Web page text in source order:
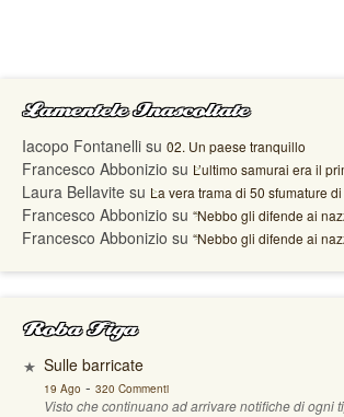
Lamentele Inascoltate
Iacopo Fontanelli su 02. Un paese tranquillo
Francesco Abbonizio su L’ultimo samurai era il
Laura Bellavite su La vera trama di 50 sfumature
Francesco Abbonizio su “Nebbo gli difende ai
Francesco Abbonizio su “Nebbo gli difende ai
Roba Figa
Sulle barricate
19 Ago - 320 Commenti
Visto che continuano ad arrivare notifiche di ogni